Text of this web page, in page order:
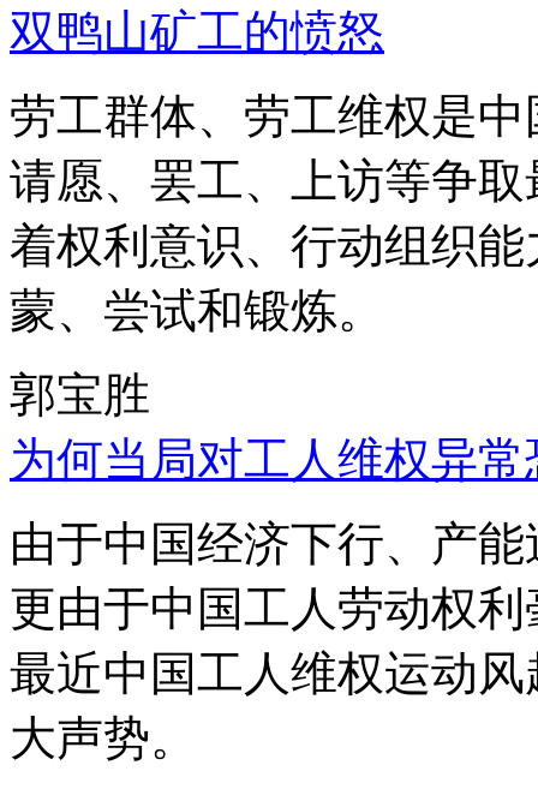
双鸭山矿工的愤怒
劳工群体、劳工维权是
请愿、罢工、上访等争
着权利意识、行动组织
蒙、尝试和锻炼。
郭宝胜
为何当局对工人维权异
由于中国经济下行、产
更由于中国工人劳动权
最近中国工人维权运动
大声势。